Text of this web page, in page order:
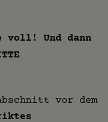
Und dann
vor dem